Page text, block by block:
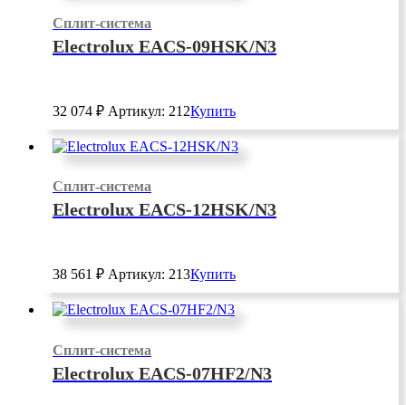
Сплит-система
Electrolux EACS-09HSK/N3
32 074 ₽ Артикул: 212Купить
Сплит-система
Electrolux EACS-12HSK/N3
38 561 ₽ Артикул: 213Купить
Сплит-система
Electrolux EACS-07HF2/N3